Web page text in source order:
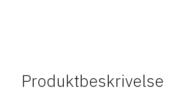
Produktbeskrivelse